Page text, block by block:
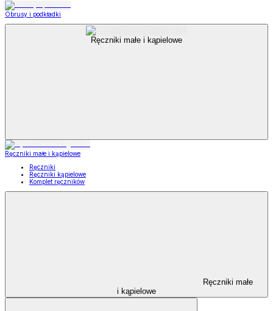
Obrusy i podkładki
Ręczniki małe i kąpielowe
Ręczniki małe i kąpielowe
Ręczniki
Ręczniki kąpielowe
Komplet ręczników
Ręczniki małe
i kąpielowe